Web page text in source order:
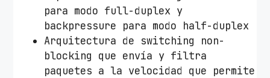
para modo full-duplex y
backpressure para modo half-duplex
Arquitectura de switching non-
blocking que envía y filtra
paquetes a la velocidad que permite